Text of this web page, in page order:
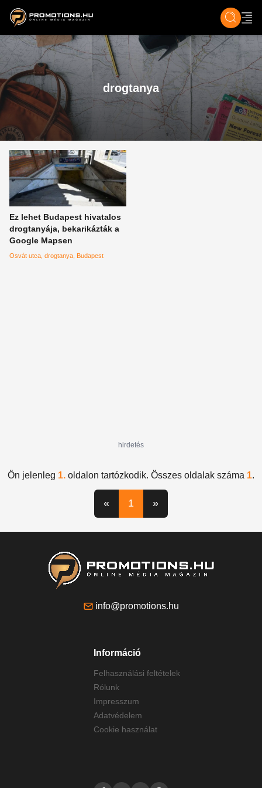
ZENE, FILM & KULT ÉLET TECH &
drogtanya
Ez lehet Budapest hivatalos
drogtanyája, bekarikázták a
Google Mapsen
Osvát utca drogtanya Budapest
hirdetés
Ön jelenleg 1. oldalon tartózkodik. Összes oldalak száma 1.
« 1 »
info@promotions.hu
Információ
Felhasználási feltételek
Rólunk
Impresszum
Adatvédelem
Cookie használat